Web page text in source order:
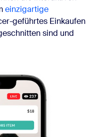
einzigartige
geführtes Einkaufen
sind und